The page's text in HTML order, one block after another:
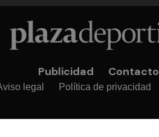
Publicidad Contacto
legal Política de privacidad